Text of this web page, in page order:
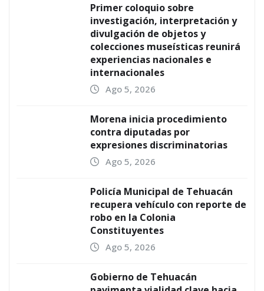
Primer coloquio sobre
investigación, interpretación y
divulgación de objetos y
colecciones museísticas reunirá
experiencias nacionales e
internacionales
Ago 5, 2026
Morena inicia procedimiento
contra diputadas por
expresiones discriminatorias
Ago 5, 2026
Policía Municipal de Tehuacán
recupera vehículo con reporte de
robo en la Colonia
Constituyentes
Ago 5, 2026
Gobierno de Tehuacán